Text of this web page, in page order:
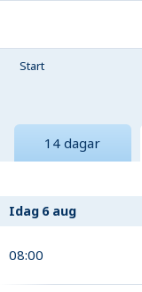
Start
14 dagar
Idag 6 aug
08:00